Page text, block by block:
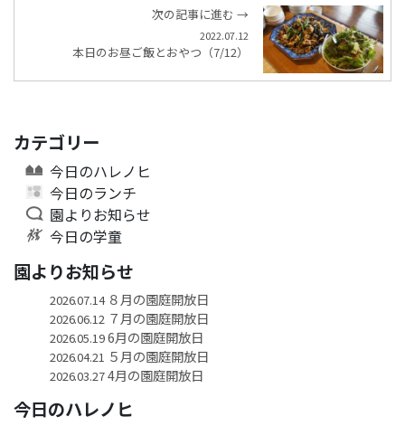
次の記事に進む →
2022.07.12
本日のお昼ご飯とおやつ（7/12）
カテゴリー
今日のハレノヒ
今日のランチ
園よりお知らせ
今日の学童
園よりお知らせ
2026.07.14８月の園庭開放日
2026.06.12７月の園庭開放日
2026.05.196月の園庭開放日
2026.04.21 ５月の園庭開放日
2026.03.274月の園庭開放日
今日のハレノヒ